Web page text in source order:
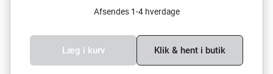
Afsendes 1-4 hverdage
Læg i kurv Klik & hent i butik